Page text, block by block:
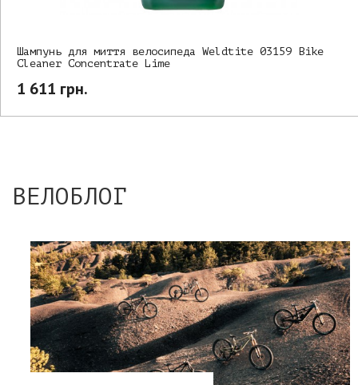
Шампунь для миття велосипеда Weldtite 03159 Bike
Cleaner Concentrate Lime
1 611 грн.
ВЕЛОБЛОГ